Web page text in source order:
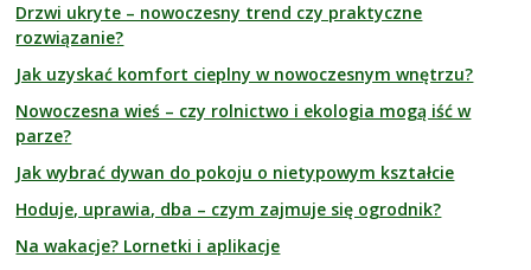
Drzwi ukryte – nowoczesny trend czy praktyczne
rozwiązanie?
Jak uzyskać komfort cieplny w nowoczesnym wnętrzu?
Nowoczesna wieś – czy rolnictwo i ekologia mogą iść w
parze?
Jak wybrać dywan do pokoju o nietypowym kształcie
Hoduje, uprawia, dba – czym zajmuje się ogrodnik?
Na wakacje? Lornetki i aplikacje